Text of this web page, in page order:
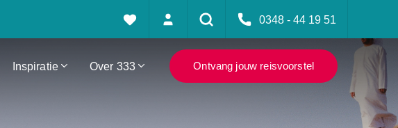
0348 - 44 19 51
Inspiratie Over 333 Ontvang jouw reisvoorstel